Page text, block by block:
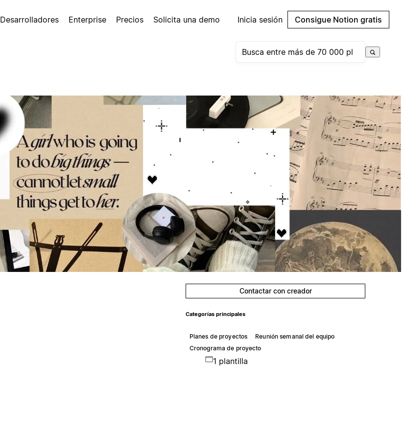
Desarrolladores Enterprise Precios Solicita una demo Inicia sesión Consigue Notion gratis
Contactar con creador
Categorías principales
Planes de proyectos
Reunión semanal del equipo
Cronograma de proyecto
1 plantilla